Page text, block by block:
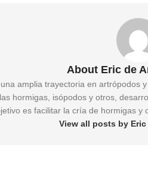
About Eric de
amplia trayectoria en
hormigas, isópodos y otros,
es facilitar la cría de hormigas
View all posts by